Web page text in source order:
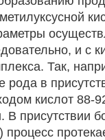
и с
Так,
рода в
кислот 88-
В присутствии
процесс